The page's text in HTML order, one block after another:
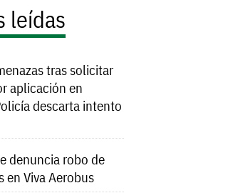
leídas
tras solicitar
aplicación en
descarta intento
denuncia robo de
en Viva Aerobus